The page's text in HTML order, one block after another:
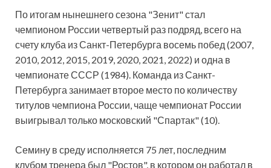
По итогам нынешнего сезона "Зенит" стал
чемпионом России четвертый раз подряд, всего на
счету клуба из Санкт-Петербурга восемь побед (2007,
2010, 2012, 2015, 2019, 2020, 2021, 2022) и одна в
чемпионате СССР (1984). Команда из Санкт-
Петербурга занимает второе место по количеству
титулов чемпиона России, чаще чемпионат России
выигрывал только московский "Спартак" (10).
Семину в среду исполняется 75 лет, последним
клубом тренера был "Ростов", в котором он работал в